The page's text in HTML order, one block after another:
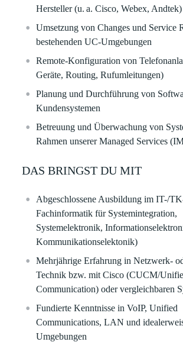
Hersteller (u. a. Cisco, Webex, Andtek)
Umsetzung von Changes und Service
bestehenden UC-Umgebungen
Remote-Konfiguration von
Geräte, Routing, Rufumleitungen)
Planung und Durchführung von
Kundensystemen
Betreuung und Überwachung von
Rahmen unserer Managed Services
DAS BRINGST DU MIT
Abgeschlossene Ausbildung im IT-/
Fachinformatik für Systemintegration,
Systemelektronik,
Kommunikationselektonik)
Mehrjährige Erfahrung in Netzwerk-
Technik bzw. mit Cisco (CUCM/
Communication) oder vergleichbaren
Fundierte Kenntnisse in VoIP, Unified
Communications, LAN und
Umgebungen